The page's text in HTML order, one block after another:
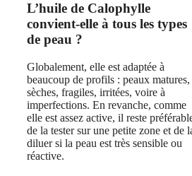
L’huile de Calophylle
convient‑elle à tous les types
de peau ?
Globalement, elle est adaptée à
beaucoup de profils : peaux matures,
sèches, fragiles, irritées, voire à
imperfections. En revanche, comme
elle est assez active, il reste
de la tester sur une petite zone et de
diluer si la peau est très sensible ou
réactive.